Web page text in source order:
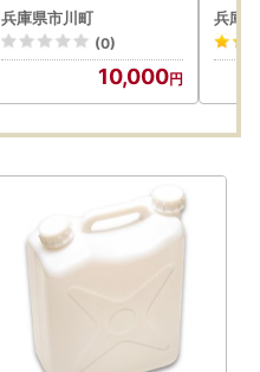
】兵庫県市川町カタログ
ポイント
兵庫県市川町
(0)
10,000
き用
ｇ
焼き
肉 国
兵庫